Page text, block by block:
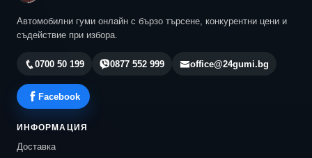
Автомобилни гуми онлайн с бързо търсене, конкурентни цени и
съдействие при избора.
0700 50 199 0877 552 999 office@24gumi.bg
Facebook
ИНФОРМАЦИЯ
Доставка